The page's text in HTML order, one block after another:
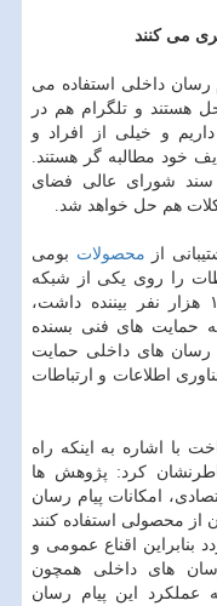
می كنند
رسان داخلی استفاده می
هستند و تلگرام هم در
و خیلی از افراد و
خود مطالبه گر هستند.
شورای عالی فضای
هم حل خواهد شد.
از محصولات بومی
را روی یكی از شبكه
های اجتماعی داخلی برگزار كرد، كه ۱۲ هزار نفر بیننده داشت،
به حمایت های فنی بسنده
رسان های داخلی حمایت
اطلاعات و ارتباطات
با اشاره به اینكه راه
كرد: پژوهش ها
امكانات پیام رسان
محصولی استفاده كنند
بنابراین اقناع عمومی و
های داخلی همچون
عملكرد این پیام رسان